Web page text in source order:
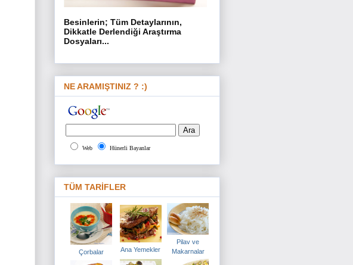
Besinlerin; Tüm Detaylarının,
Dikkatle Derlendiği Araştırma
Dosyaları...
NE ARAMIŞTINIZ ? :)
Web Hünerli Bayanlar
TÜM TARİFLER
Çorbalar Ana Yemekler
Pilav ve
Makarnalar